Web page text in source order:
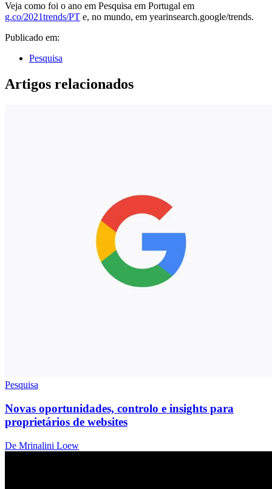
Veja como foi o ano em Pesquisa em Portugal em
g.co/2021trends/PT e, no mundo, em yearinsearch.google/trends.
Publicado em:
Pesquisa
Artigos relacionados
Pesquisa
Novas oportunidades, controlo e insights para
proprietários de websites
De Mrinalini Loew